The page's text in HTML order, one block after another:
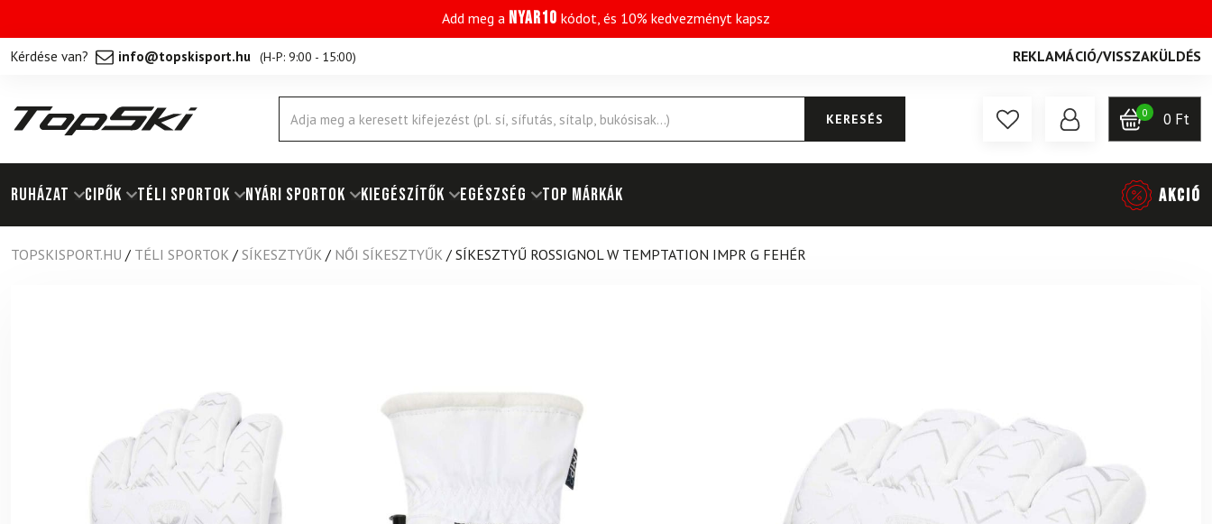
Add meg a NYAR10 kódot, és 10% kedvezményt kapsz
Kérdése van? info@topskisport.hu (H-P: 9:00 - 15:00) REKLAMÁCIÓ/VISSZAKÜLDÉS
Products
search
KERESÉS 0 0 Ft
RUHÁZAT Cipők TÉLI SPORTOK NYÁRI SPORTOK KIEGÉSZÍTŐK EGÉSZSÉG Top márkák AKCIÓ
TOPSKISPORT.HU / TÉLI SPORTOK / SÍKESZTYŰK / NŐI SÍKESZTYŰK / SÍKESZTYŰ ROSSIGNOL W TEMPTATION IMPR G FEHÉR